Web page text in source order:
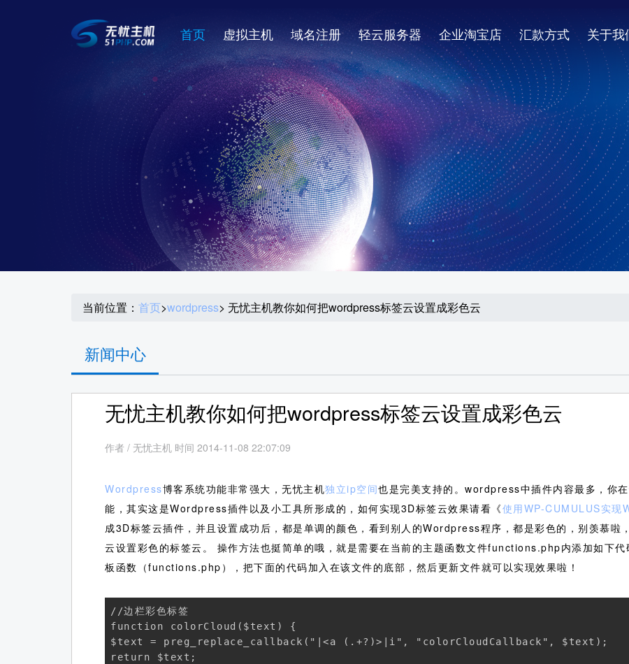
首页 虚拟主机 域名注册 轻云服务器 企业淘宝店 汇款方式 关于我
当前位置： 首页>wordpress> 无忧主机教你如何把wordpress标签云设置成彩色云
新闻中心
无忧主机教你如何把wordpress标签云设置成彩色云
作者 / 无忧主机 时间 2014-11-08 22:07:09
Wordpress博客系统功能非常强大，无忧主机独立ip空间也是完美支持的。wordpress中插件内容最多，你
能，其实这是Wordpress插件以及小工具所形成的，如何实现3D标签云效果请看《使用WP-CUMULUS实现
成3D标签云插件，并且设置成功后，都是单调的颜色，看到别人的Wordpress程序，都是彩色的，别羡慕啦
云设置彩色的标签云。
操作方法也挺简单的哦，就是需要在当前的主题函数文件functions.php内添加如下
板函数（functions.php），把下面的代码加入在该文件的底部，然后更新文件就可以实现效果啦！
//边栏彩色标签
function colorCloud($text) {
$text = preg_replace_callback("|<a (.+?)>|i", "colorCloudCallback", $text);
return $text;